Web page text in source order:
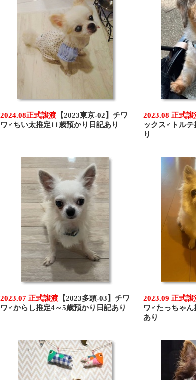
2024.08正式譲渡 【2023東京-02】チワ
ワ♂ちい太推定11歳預かり日記あり
2023.08 正式譲
ックス♂トルテ
り
2023.07 正式譲渡 【2023多頭-03】チワ
ワ♂からし推定4～5歳預かり日記あり
2023.09 正式譲
ワ♂たっちゃん
あり